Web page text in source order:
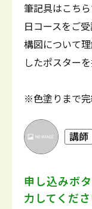
筆記具はこち
日コースをご受
構図について
したポスター
※色塗りまで
講師
申し込みボ
力してくださ